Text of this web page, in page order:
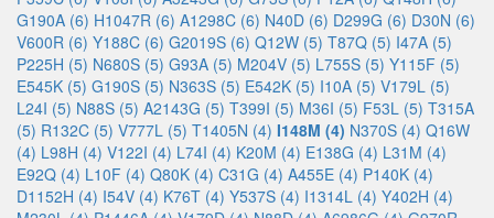
G190A (6) H1047R (6) A1298C (6) N40D (6) D299G (6) D30N (6)
V600R (6) Y188C (6) G2019S (6) Q12W (5) T87Q (5) I47A (5)
P225H (5) N680S (5) G93A (5) M204V (5) L755S (5) Y115F (5)
E545K (5) G190S (5) N363S (5) E542K (5) I10A (5) V179L (5)
L24I (5) N88S (5) A2143G (5) T399I (5) M36I (5) F53L (5) T315A
(5) R132C (5) V777L (5) T1405N (4) I148M (4) N370S (4) Q16W
(4) L98H (4) V122I (4) L74I (4) K20M (4) E138G (4) L31M (4)
E92Q (4) L10F (4) Q80K (4) C31G (4) A455E (4) P140K (4)
D1152H (4) I54V (4) K76T (4) Y537S (4) I1314L (4) Y402H (4)